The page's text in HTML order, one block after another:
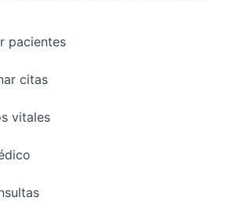
pacientes
citas
vitales